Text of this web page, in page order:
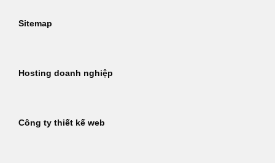
Sitemap
Hosting doanh nghiệp
Công ty thiết kế web